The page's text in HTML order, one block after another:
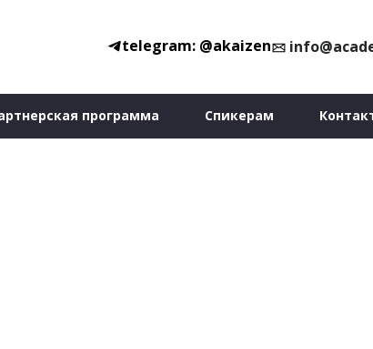
telegram: @akaizen
программа Спикерам